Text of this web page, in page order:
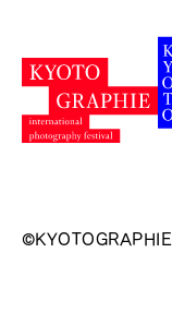
©KYOTOGRAPHIE